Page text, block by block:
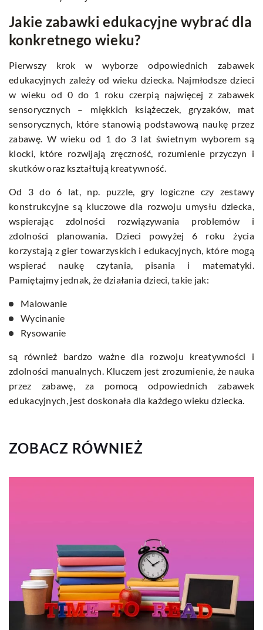
Jakie zabawki edukacyjne wybrać dla
konkretnego wieku?
Pierwszy krok w wyborze odpowiednich zabawek
edukacyjnych zależy od wieku dziecka. Najmłodsze dzieci
w wieku od 0 do 1 roku czerpią najwięcej z zabawek
sensorycznych – miękkich książeczek, gryzaków, mat
sensorycznych, które stanowią podstawową naukę przez
zabawę. W wieku od 1 do 3 lat świetnym wyborem są
klocki, które rozwijają zręczność, rozumienie przyczyn i
skutków oraz kształtują kreatywność.
Od 3 do 6 lat, np. puzzle, gry logiczne czy zestawy
konstrukcyjne są kluczowe dla rozwoju umysłu dziecka,
wspierając zdolności rozwiązywania problemów i
zdolności planowania. Dzieci powyżej 6 roku życia
korzystają z gier towarzyskich i edukacyjnych, które mogą
wspierać naukę czytania, pisania i matematyki.
Pamiętajmy jednak, że działania dzieci, takie jak:
Malowanie
Wycinanie
Rysowanie
są również bardzo ważne dla rozwoju kreatywności i
zdolności manualnych. Kluczem jest zrozumienie, że nauka
przez zabawę, za pomocą odpowiednich zabawek
edukacyjnych, jest doskonała dla każdego wieku dziecka.
ZOBACZ RÓWNIEŻ